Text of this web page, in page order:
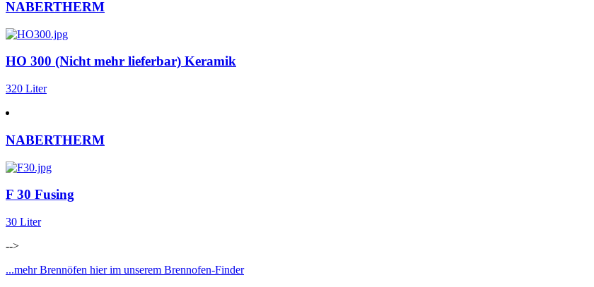
NABERTHERM
HO 300 (Nicht mehr lieferbar) Keramik
320 Liter
NABERTHERM
F 30 Fusing
30 Liter
-->
...mehr Brennöfen hier im unserem Brennofen-Finder